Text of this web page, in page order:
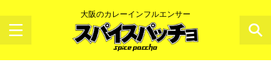
大阪のカレーインフルエンサー